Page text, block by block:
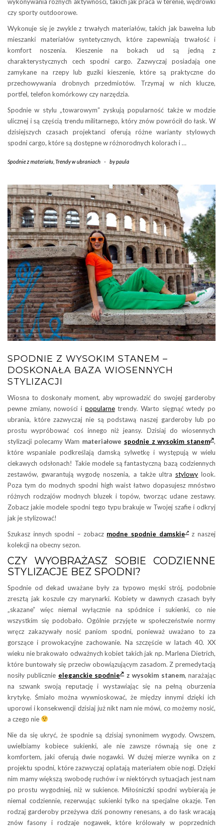
wykonywania różnych aktywności, takich jak praca w terenie, wędrówki
czy sporty outdoorowe.
Wykonuje się je zwykle z trwałych materiałów, takich jak bawełna lub
mieszanki materiałów syntetycznych, które zapewniają trwałość i
komfort noszenia. Kieszenie na bokach ud są jedną z
charakterystycznych cech spodni cargo. Zazwyczaj posiadają one
zamykane na rzepy lub guziki kieszenie, które są praktyczne do
przechowywania drobnych przedmiotów. Trzymaj w nich klucze,
portfel, telefon komórkowy czy narzędzia.
Spodnie w stylu „towarowym” zyskują popularność także w modzie
ulicznej i są częścią trendu militarnego, który znów powrócił do łask. W
dzisiejszych czasach projektanci oferują różne warianty stylowych
spodni cargo, które są dostępne w różnorodnych kolorach i …
Spodnie z materiału Trendy w ubraniach - bypaula
SPODNIE Z WYSOKIM STANEM –
DOSKONAŁA BAZA WIOSENNYCH
STYLIZACJI
Wiosna to doskonały moment, aby wprowadzić do swojej garderoby
pewne zmiany, nowości i popularnetrendy. Warto sięgnąć wtedy po
ubrania, które zazwyczaj nie są podstawą naszej garderoby lub po
prostu wypróbować coś innego niż jeansy. Dzisiaj do wiosennych
stylizacji polecamy Wam materiałowe spodnie z wysokim stanem ,
które wspaniale podkreślają damską sylwetkę i występują w wielu
ciekawych odsłonach! Takie modele są fantastyczną bazą codziennych
zestawów, gwarantują wygodę noszenia, a także ultra stylowylook.
Poza tym do modnych spodni high waist łatwo dopasujesz mnóstwo
różnych rodzajów modnych bluzek i topów, tworząc udane zestawy.
Zobacz jakie modele spodni tego typu brakuje w Twojej szafie i odkryj
jak je stylizować!
Szukasz innych spodni – zobacz modne spodnie damskie z naszej
kolekcji na obecny sezon.
CZY WYOBRAŻASZ SOBIE CODZIENNE
STYLIZACJE BEZ SPODNI?
Spodnie od dekad uważane były za typowo męski strój, podobnie
zresztą jak koszule czy marynarki. Kobiety w dawnych czasach były
„skazane” więc niemal wyłącznie na spódnice i sukienki, co nie
wszystkim się podobało. Ogólnie przyjęte w społeczeństwie normy
wręcz zakazywały nosić paniom spodni, ponieważ uważano to za
gorszące i prowokacyjne zachowanie. Na szczęście w latach 40. XX
wieku nie brakowało odważnych kobiet takich jak np. Marlena Dietrich,
które buntowały się przeciw obowiązującym zasadom. Z premedytacją
nosiły publicznie eleganckie spodnie z wysokim stanem, narażając
na szwank swoją reputację i wystawiając się na pełną oburzenia
krytykę. Śmiało można wywnioskować, że między innymi dzięki ich
uporowi i konsekwencji dzisiaj już nikt nam nie mówi, co możemy nosić,
a czego nie
Nie da się ukryć, że spodnie są dzisiaj synonimem wygody. Owszem,
uwielbiamy kobiece sukienki, ale nie zawsze równają się one z
komfortem, jaki oferują dwie nogawki. W dużej mierze wynika on z
projektu spodni, które zazwyczaj oplatają materiałem obie nogi. Dzięki
nim mamy większą swobodę ruchów i w niektórych sytuacjach jest nam
po prostu wygodniej, niż w sukience. Miłośniczki spodni wybierają je
niemal codziennie, rezerwując sukienki tylko na specjalne okazje. Ten
rodzaj garderoby przeżywa dziś ponowny renesans, a do łask wracają
znów fasony i rodzaje nogawek, które królowały w poprzednich